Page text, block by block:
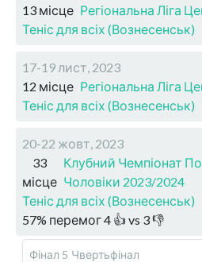
13 місце Регіональна Ліга
Теніс для всіх (Вознесенськ)
17-19 лист, 2023
12 місце Регіональна Ліга
Теніс для всіх (Вознесенськ)
20-22 жовт, 2023
33
місце
Клубний Чемпіонат
Чоловіки 2023/2024
Теніс для всіх (Вознесенськ)
57% перемог4 👍 vs 3👎
Фінал 5 Чвертьфінал